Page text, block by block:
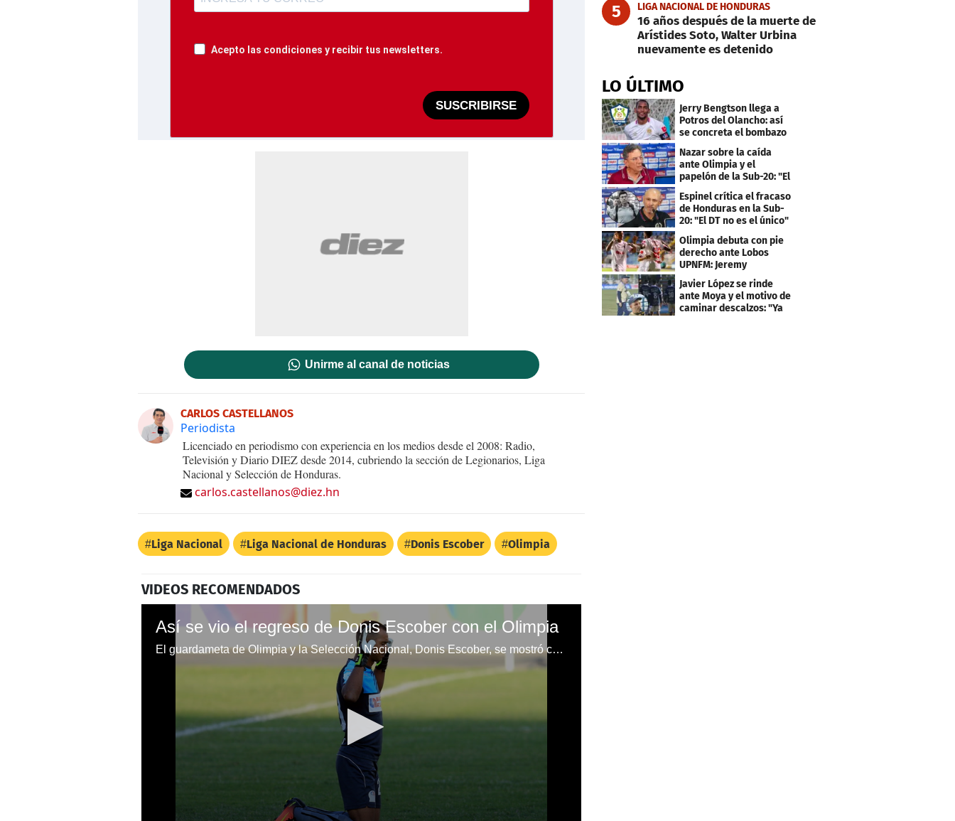
Acepto las condiciones y recibir tus newsletters.
SUSCRIBIRSE
Unirme al canal de noticias
CARLOS CASTELLANOS
Periodista
Licenciado en periodismo con experiencia en los medios desde el 2008: Radio,
Televisión y Diario DIEZ desde 2014, cubriendo la sección de Legionarios, Liga
Nacional y Selección de Honduras.
carlos.castellanos@diez.hn
Liga Nacional Liga Nacional de Honduras Donis Escober Olimpia
VIDEOS RECOMENDADOS
Así se vio el regreso de Donis Escober con el Olimpia
El guardameta de Olimpia y la Selección Nacional, Donis Escober, se mostró contento al finalizar el partido contra Social Sol.
5 LIGA NACIONAL DE HONDURAS
16 años después de la muerte de
Arístides Soto, Walter Urbina
nuevamente es detenido
LO ÚLTIMO
Jerry Bengtson llega a
Potros del Olancho: así
se concreta el bombazo
Nazar sobre la caída
ante Olimpia y el
papelón de la Sub-20: "El
mismo error"
Espinel crítica el fracaso
de Honduras en la Sub-
20: "El DT no es el único"
Olimpia debuta con pie
derecho ante Lobos
UPNFM: Jeremy
Rodríguez fue el héroe
Javier López se rinde
ante Moya y el motivo de
caminar descalzos: "Ya